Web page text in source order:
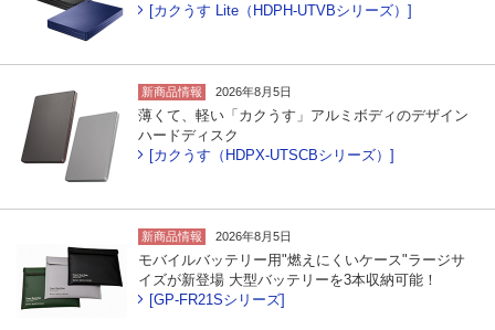
[カクうす Lite（HDPH-UTVBシリーズ）]
新商品情報 2026年8月5日
薄くて、軽い「カクうす」アルミボディのデザイン
ハードディスク
[カクうす（HDPX-UTSCBシリーズ）]
新商品情報 2026年8月5日
モバイルバッテリー用"燃えにくいケース"ラージサ
イズが新登場 大型バッテリーを3本収納可能！
[GP-FR21Sシリーズ]